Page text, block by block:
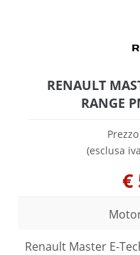
RENAULT
RANGE
(esclusa
€
Renault Master E-